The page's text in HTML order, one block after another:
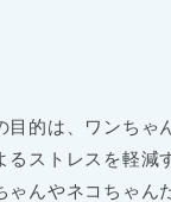
目的は、ワンちゃ
るストレスを軽減
ゃんやネコちゃん